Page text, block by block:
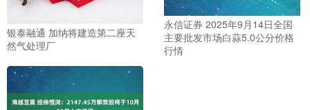
银泰融通 加纳将建造第二座天
然气处理厂
永信证券 2025年9月14日全国
主要批发市场白蒜5.0公分价格
行情